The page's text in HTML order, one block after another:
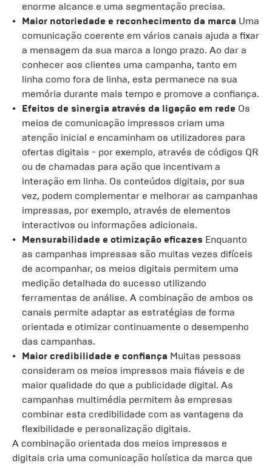
enorme alcance e uma segmentação precisa.
Maior notoriedade e reconhecimento da marca Uma
comunicação coerente em vários canais ajuda a fixar
a mensagem da sua marca a longo prazo. Ao dar a
conhecer aos clientes uma campanha, tanto em
linha como fora de linha, esta permanece na sua
memória durante mais tempo e promove a confiança.
Efeitos de sinergia através da ligação em rede Os
meios de comunicação impressos criam uma
atenção inicial e encaminham os utilizadores para
ofertas digitais - por exemplo, através de códigos QR
ou de chamadas para ação que incentivam a
interação em linha. Os conteúdos digitais, por sua
vez, podem complementar e melhorar as campanhas
impressas, por exemplo, através de elementos
interactivos ou informações adicionais.
Mensurabilidade e otimização eficazes Enquanto
as campanhas impressas são muitas vezes difíceis
de acompanhar, os meios digitais permitem uma
medição detalhada do sucesso utilizando
ferramentas de análise. A combinação de ambos os
canais permite adaptar as estratégias de forma
orientada e otimizar continuamente o desempenho
das campanhas.
Maior credibilidade e confiança Muitas pessoas
consideram os meios impressos mais fiáveis e de
maior qualidade do que a publicidade digital. As
campanhas multimédia permitem às empresas
combinar esta credibilidade com as vantagens da
flexibilidade e personalização digitais.
A combinação orientada dos meios impressos e
digitais cria uma comunicação holística da marca que